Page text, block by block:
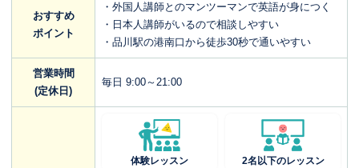
おすすめ
ポイント
・外国人講師とのマンツーマンで英語が身につく
・日本人講師がいるので相談しやすい
・品川駅の港南口から徒歩30秒で通いやすい
営業時間
(定休日)
毎日 9:00～21:00
体験レッスン 2名以下のレッスン